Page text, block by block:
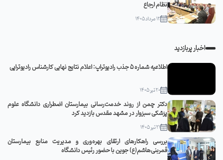
نظام ارجاع
12 مرداد 1405
اخبار پربازدید
اطلاعیه شماره 5 جذب رادیوتراپ: اعلام نتایج نهایی کارشناس رادیوتراپی
20 تیر 1405
دکتر چمن از روند خدمت‌رسانی بیمارستان اضطراری دانشگاه علوم
پزشکی سبزوار در مشهد مقدس بازدید کرد
21 تیر 1405
بررسی راهکارهای ارتقای بهره‌وری و مدیریت منابع بیمارستان
قمربنی‌هاشم(ع) جوین با حضور رئیس دانشگاه